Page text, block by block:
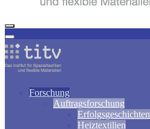
Forschung
Auftragsforschung
Erfolgsgeschichten
Heiztextilien